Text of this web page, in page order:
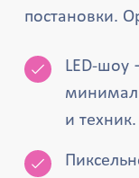
постановки.
LED-шоу
и техник.